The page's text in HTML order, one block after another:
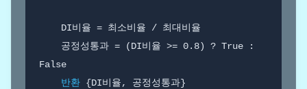
False
반환 {DI비율, 공정성통과}